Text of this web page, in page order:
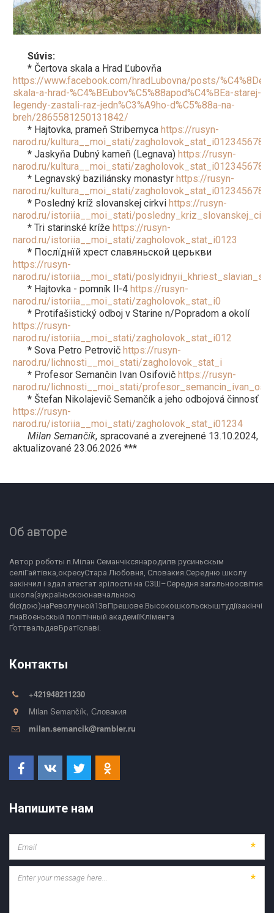
Súvis:
* Čertova skala a Hrad Ľubovňa
https://www.facebook.com/hradLubovna/posts/
skala-a-hrad-%C4%BEubov%C5%88apod%C4%BEa-starej-
legendy-zastali-raz-jedn%C3%A9ho-d%C5%88a-na-
breh/2865581250131842/
* Hajtovka, prameň Stribernyca https://rusyn-
narod.ru/kultura__moi_stati/
* Jaskyňa Dubný kameň (Legnava) https://rusyn-
narod.ru/kultura__moi_stati/
* Legnavský baziliánsky monastyr https://rusyn-
narod.ru/kultura__moi_stati/
* Posledný kríž slovanskej cirkvi https://rusyn-
narod.ru/istoriia__moi_stati/
* Tri starinské kríže https://rusyn-
narod.ru/istoriia__moi_stati/zagholovok_stat_i0123
* Послїднїй хрест славяньской церькви
https://rusyn-
narod.ru/istoriia__moi_stati/
* Hajtovka - pomník Il-4 https://rusyn-
narod.ru/istoriia__moi_stati/zagholovok_stat_i0
* Protifašistický odboj v Starine n/Popradom a okolí
https://rusyn-
narod.ru/istoriia__moi_stati/zagholovok_stat_i012
* Sova Petro Petrovič https://rusyn-
narod.ru/lichnosti__moi_stati/zagholovok_stat_i
* Profesor Semančin Ivan Osifovič https://rusyn-
narod.ru/lichnosti__moi_stati/
* Štefan Nikolajevič Semančík a jeho odbojová činnosť
https://rusyn-
narod.ru/istoriia__moi_stati/zagholovok_stat_i01234
Milan Semančík, spracované a zverejnené 13.10.2024,
aktualizované 23.06.2026 ***
Об авторе
Автор роботы п.Мілан Семанчіксянародилв русиньскым
селіГайтівка,окресуСтара Любовня, Словакия.Середню школу
закінчил і здал атестат зрілости на СЗШ–Середня загальноосвітня
школа(зукраїньскоюнавчальною
бісїдою)наРеволучной13вПрешове.Высокошкольскыштудіїзакінчі
лнаВоєньскый політічный академіїКлімента
ҐоттвальдавБратїславі.
Контакты
+421948211230
Milan Semančík, Словакия
milan.semancik@rambler.ru
Напишите нам
*
*